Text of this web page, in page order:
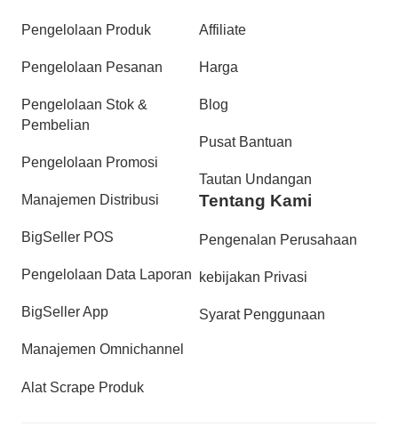
Pengelolaan Produk
Pengelolaan Pesanan
Pengelolaan Stok &
Pembelian
Pengelolaan Promosi
Manajemen Distribusi
BigSeller POS
Pengelolaan Data Laporan
BigSeller App
Manajemen Omnichannel
Alat Scrape Produk
Affiliate
Harga
Blog
Pusat Bantuan
Tautan Undangan
Tentang Kami
Pengenalan Perusahaan
kebijakan Privasi
Syarat Penggunaan